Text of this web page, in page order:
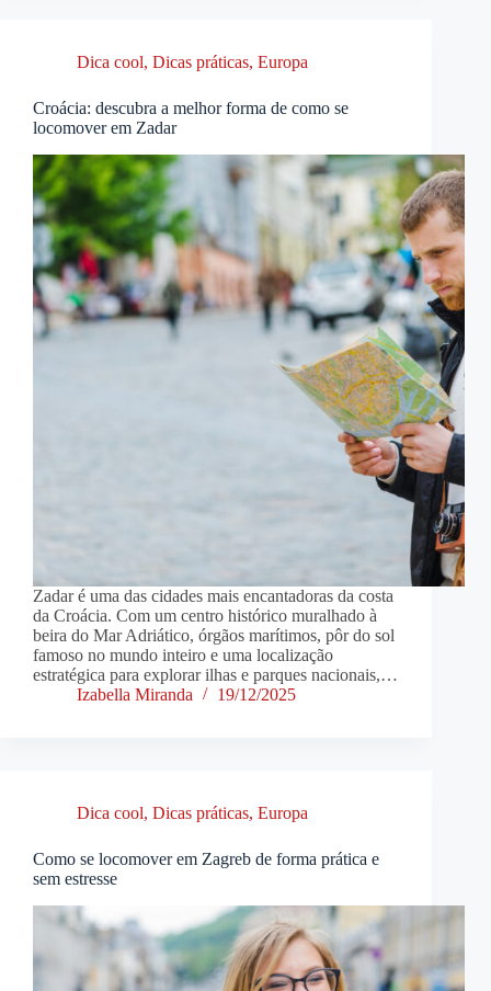
Dica cool, Dicas práticas, Europa
Croácia: descubra a melhor forma de como se
locomover em Zadar
Zadar é uma das cidades mais encantadoras da costa
da Croácia. Com um centro histórico muralhado à
beira do Mar Adriático, órgãos marítimos, pôr do sol
famoso no mundo inteiro e uma localização
estratégica para explorar ilhas e parques nacionais,…
Izabella Miranda
19/12/2025
Dica cool, Dicas práticas, Europa
Como se locomover em Zagreb de forma prática e
sem estresse